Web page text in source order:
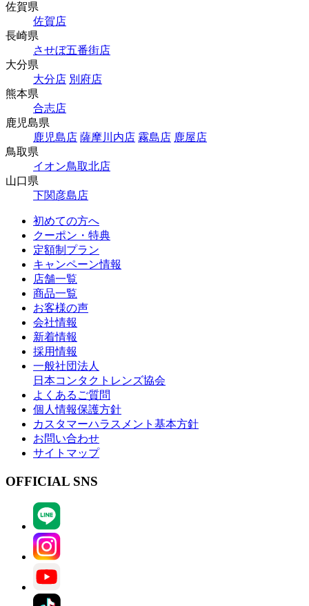
佐賀県
佐賀店
長崎県
させぼ五番街店
大分県
大分店 別府店
熊本県
合志店
鹿児島県
鹿児島店 薩摩川内店 霧島店 鹿屋店
鳥取県
イオン鳥取北店
山口県
下関彦島店
初めての方へ
クーポン・特典
定額制プラン
キャンペーン情報
店舗一覧
商品一覧
お客様の声
会社情報
新着情報
採用情報
一般社団法人
日本コンタクトレンズ協会
よくあるご質問
個人情報保護方針
カスタマーハラスメント基本方針
お問い合わせ
サイトマップ
OFFICIAL SNS